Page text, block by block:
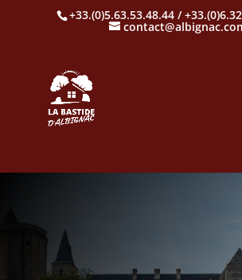
+33.(0)5.63.53.48.44 /